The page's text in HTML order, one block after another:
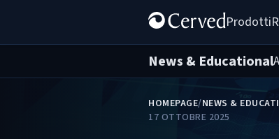
Prodotti
News & Educational
HOMEPAGE/NEWS &
17 OTTOBRE 2025